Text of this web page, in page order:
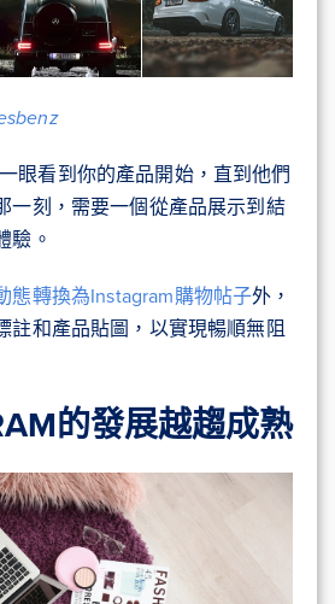
眼看到你的產品開始，直到他們
一刻，需要一個從產品展示到結
驗。
態轉換為Instagram購物帖子外，
註和產品貼圖，以實現暢順無阻
的發展越趨成熟